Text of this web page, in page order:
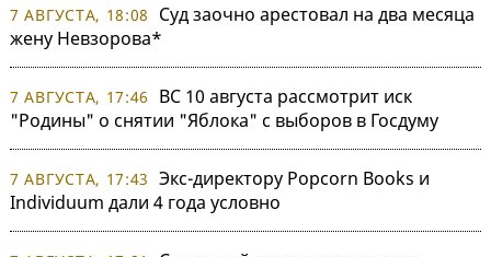
7 АВГУСТА, 18:08
Суд заочно арестовал на два месяца
жену Невзорова*
7 АВГУСТА, 17:46
ВС 10 августа рассмотрит иск
"Родины" о снятии "Яблока" с выборов в Госдуму
7 АВГУСТА, 17:43 Экс-директору Popcorn Books и
Individuum дали 4 года условно